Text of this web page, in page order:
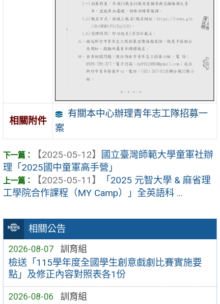
相關公告
2026-08-07 訓育組
檢送「115學年度全國學生創意戲劇比賽實施要
點」及修正內容對照表各1份
2026-08-06 訓育組
相關附件
有關本中心辦理青年志工隊招募一
案
【2025-05-12】
國立臺灣師範大學童軍社辦
理「2025國中童軍高手營」
【2025-05-11】
「2025 元智大學 & 麻省理
工學院合作課程（MY Camp）」全英語科 ...